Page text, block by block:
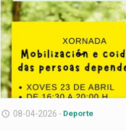
08-04-2026 - Deporte